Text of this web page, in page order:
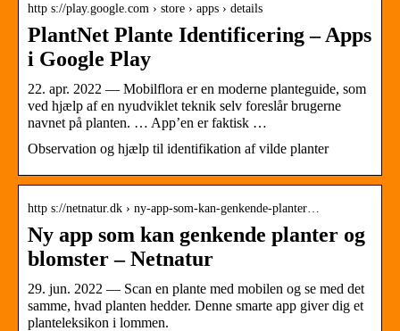
http s://play.google.com › store › apps › details
PlantNet Plante Identificering – Apps
i Google Play
22. apr. 2022 — Mobilflora er en moderne planteguide, som
ved hjælp af en nyudviklet teknik selv foreslår brugerne
navnet på planten. … App’en er faktisk …
Observation og hjælp til identifikation af vilde planter
http s://netnatur.dk › ny-app-som-kan-genkende-planter…
Ny app som kan genkende planter og
blomster – Netnatur
29. jun. 2022 — Scan en plante med mobilen og se med det
samme, hvad planten hedder. Denne smarte app giver dig et
planteleksikon i lommen.